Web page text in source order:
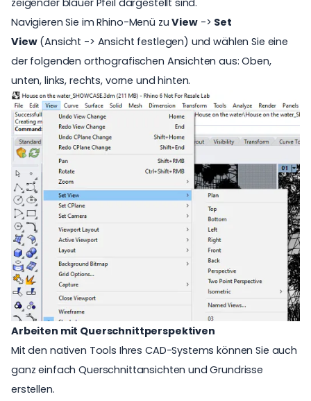
zeigender blauer Pfeil dargestellt sind.
Navigieren Sie im Rhino-Menü zuView-> Set
View(Ansicht -> Ansicht festlegen) und wählen Sie eine
der folgenden orthografischen Ansichten aus: Oben,
unten, links, rechts, vorne und hinten.
Arbeiten mit Querschnittperspektiven
Mit den nativen Tools Ihres CAD-Systems können Sie auch
ganz einfach Querschnittansichten und Grundrisse
erstellen.